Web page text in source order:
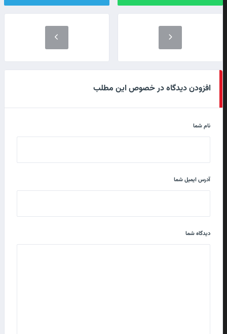
افزودن دیدگاه در خصوص این مطلب
نام شما
آدرس ایمیل شما
دیدگاه شما